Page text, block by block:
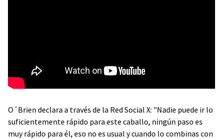
O´Brien declara a través de la Red Social X: "Nadie puede ir lo
suficientemente rápido para este caballo, ningún paso es
muy rápido para él, eso no es usual y cuando lo combinas con